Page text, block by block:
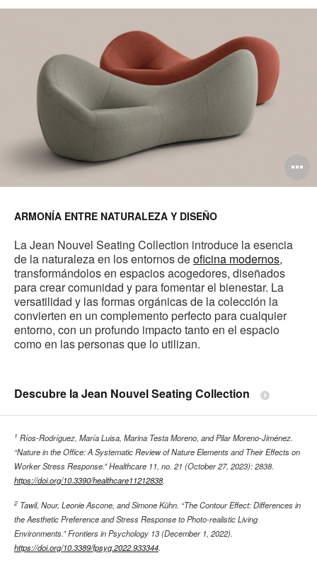
ARMONÍA ENTRE NATURALEZA Y DISEÑO
La Jean Nouvel Seating Collection introduce la esencia
de la naturaleza en los entornos deoficina modernos,
transformándolos en espacios acogedores, diseñados
para crear comunidad y para fomentar el bienestar. La
versatilidad y las formas orgánicas de la colección la
convierten en un complemento perfecto para cualquier
entorno, con un profundo impacto tanto en el espacio
como en las personas que lo utilizan.
Descubre la Jean Nouvel Seating Collection
1 Ríos-Rodríguez, María Luisa, Marina Testa Moreno, and Pilar Moreno-Jiménez.
“Nature in the Office: A Systematic Review of Nature Elements and Their Effects on
Worker Stress Response.” Healthcare 11, no. 21 (October 27, 2023): 2838.
https://doi.org/10.3390/healthcare11212838.
2 Tawil, Nour, Leonie Ascone, and Simone Kühn. “The Contour Effect: Differences in
the Aesthetic Preference and Stress Response to Photo-realistic Living
Environments.” Frontiers in Psychology 13 (December 1, 2022).
https://doi.org/10.3389/fpsyg.2022.933344